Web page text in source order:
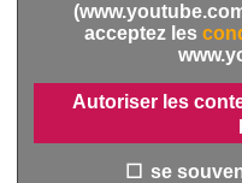
acceptez les
Autoriser les
se